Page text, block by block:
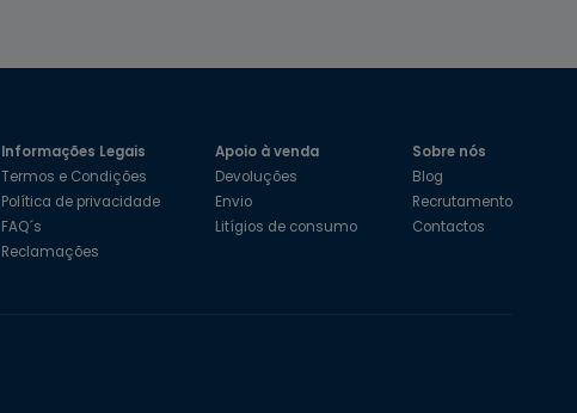
Informações Legais
Termos e Condições
Política de privacidade
FAQ´s
Reclamações
Apoio à venda
Devoluções
Envio
Litígios de consumo
Sobre nós
Blog
Recrutamento
Contactos